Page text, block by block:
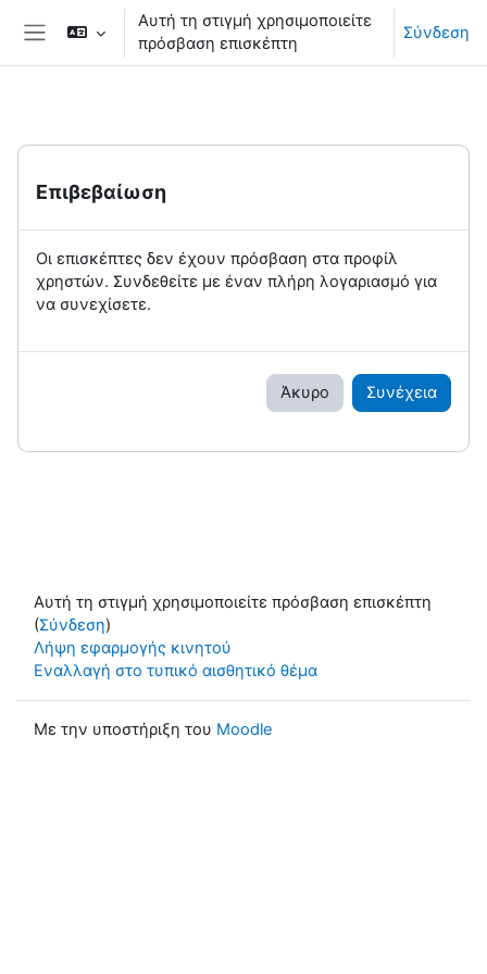
Μετάβαση στο κεντρικό περιεχόμενο
Πλευρικός πίνακας
Αυτή τη στιγμή χρησιμοποιείτε
πρόσβαση επισκέπτη
Σύνδεση
Επιβεβαίωση
Οι επισκέπτες δεν έχουν πρόσβαση στα προφίλ
χρηστών. Συνδεθείτε με έναν πλήρη λογαριασμό για
να συνεχίσετε.
Άκυρο Συνέχεια
Αυτή τη στιγμή χρησιμοποιείτε πρόσβαση επισκέπτη
(Σύνδεση)
Λήψη εφαρμογής κινητού
Εναλλαγή στο τυπικό αισθητικό θέμα
Με την υποστήριξη του Moodle